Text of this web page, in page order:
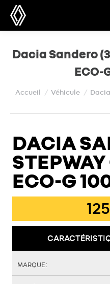
Dacia Sandero
ECO-
Vous êtes ici :
Accueil Véhicule
DACIA
ECO-G
MARQUE :